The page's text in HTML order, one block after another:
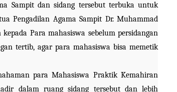
Sampit dan sidang tersebut terbuka untuk
Pengadilan Agama Sampit Dr. Muhammad
Para mahasiswa sebelum persidangan
tertib, agar para mahasiswa bisa memetik
para Mahasiswa Praktik Kemahiran
dalam ruang sidang tersebut dan lebih